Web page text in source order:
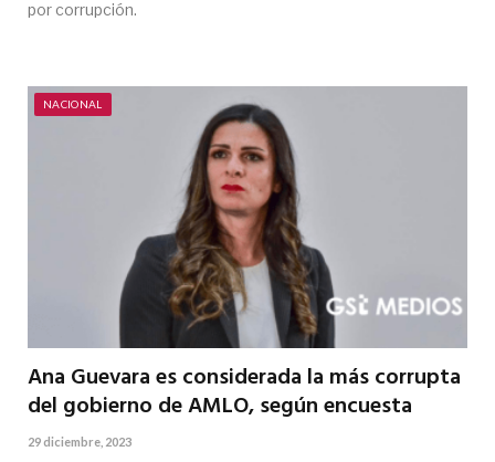
por corrupción.
NACIONAL
Ana Guevara es considerada la más corrupta
del gobierno de AMLO, según encuesta
29 diciembre, 2023